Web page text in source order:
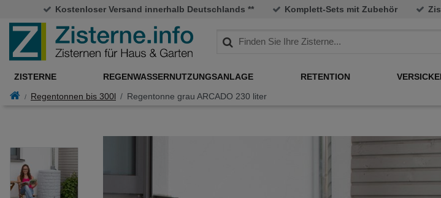
Kostenloser Versand innerhalb Deutschlands ** Komplett-Sets mit Zubehör
ZISTERNE REGENWASSERNUTZUNGSANLAGE RETENTION
Regentonnen bis 300l Regentonne grau ARCADO 230 liter